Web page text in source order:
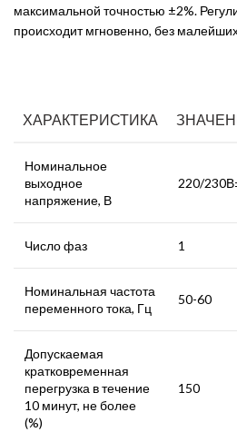
максимальной точностью ±2%.
происходит мгновенно, без
ХАРАКТЕРИСТИКА
Номинальное
выходное
напряжение, В
220/
Число фаз 1
Номинальная частота
переменного тока, Гц
50-60
Допускаемая
кратковременная
перегрузка в течение
10 минут, не более
(%)
150